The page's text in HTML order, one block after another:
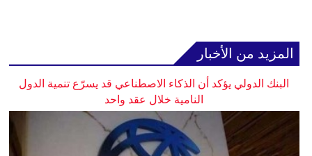
المزيد من الأخبار
البنك الدولي يؤكد أن الذكاء الاصطناعي قد يسرّع تنمية الدول
النامية خلال عقد واحد